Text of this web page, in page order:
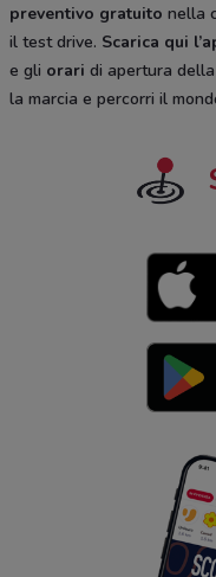
preventivo gratuito nella
il test drive. Scarica qui
e gli orari di apertura
la marcia e percorri il